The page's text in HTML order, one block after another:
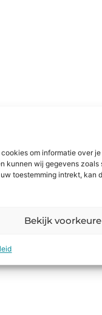
om informatie over
kunnen wij gegevens zoals
toestemming intrekt, kan
Bekijk